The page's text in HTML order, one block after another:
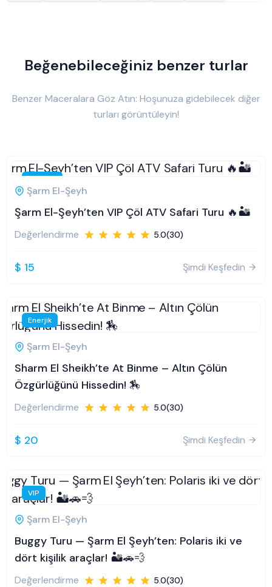
Beğenebileceğiniz benzer turlar
Benzer Maceralara Göz Atın: Hoşunuza gidebilecek diğer
turları görüntüleyin!
Popüler
Şarm El-Şeyh
Şarm El-Şeyh’ten VIP Çöl ATV Safari Turu 🔥🏜️
Değerlendirme 5.0(30)
$ 15 Şimdi Keşfedin
Enerjik
Şarm El-Şeyh
Sharm El Sheikh’te At Binme – Altın Çölün
Özgürlüğünü Hissedin! 🏇
Değerlendirme 5.0(30)
$ 20 Şimdi Keşfedin
VIP
Şarm El-Şeyh
Buggy Turu — Şarm El Şeyh’ten: Polaris iki ve
dört kişilik araçlar! 🏜️🚗💨
Değerlendirme 5.0(30)